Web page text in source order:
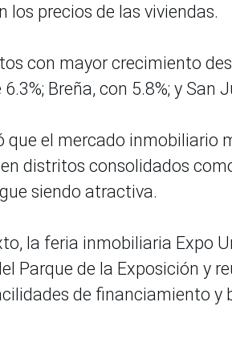
los precios de las viviendas.
con mayor crecimiento
Breña, con 5.8%; y San
que el mercado inmobiliario
distritos consolidados
siendo atractiva.
la feria inmobiliaria Expo
Parque de la Exposición y
de financiamiento y